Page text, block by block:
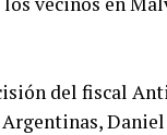
del fiscal